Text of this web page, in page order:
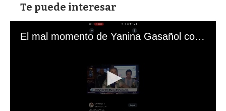
Te puede interesar
El mal momento de Yanina Gasañol con un hincha argentino en "Subrayado"